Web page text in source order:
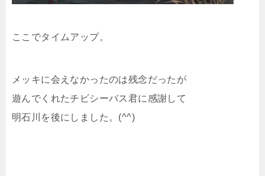
ここでタイムアップ。
メッキに会えなかったのは残念だったが
遊んでくれたチビシーバス君に感謝して
明石川を後にしました。(^^)